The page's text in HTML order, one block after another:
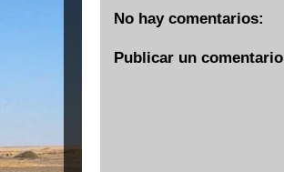
No hay comentarios:
Publicar un comentario